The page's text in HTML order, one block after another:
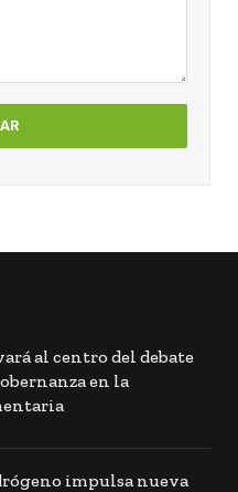
al centro del debate
en la
impulsa nueva